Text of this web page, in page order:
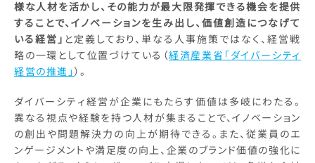
様な人材を活かし、その能力が最大限発揮できる機会を提供
することで、イノベーションを生み出し、価値創造につなげて
いる経営」 と定義しており、単なる人事施策ではなく、経営戦
略の一環として位置づけている（経済産業省「ダイバーシティ
経営の推進」 ）。
ダイバーシティ経営が企業にもたらす価値は多岐にわたる。
異なる視点や経験を持つ人材が集まることで、イノベーション
の創出や問題解決力の向上が期待できる。また、従業員のエ
ンゲージメントや満足度の向上、企業のブランド価値の強化に